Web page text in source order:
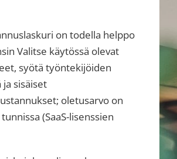
on todella helppo
Valitse käytössä olevat
syötä työntekijöiden
sisäiset
oletusarvo on
(SaaS-lisenssien